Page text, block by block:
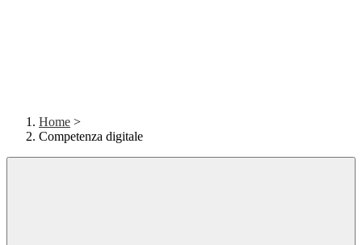
Home >
Competenza digitale